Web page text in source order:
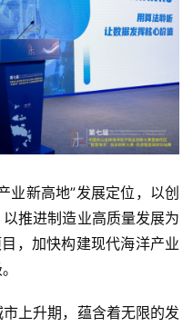
业新高地”发展定位，以创
推进制造业高质量发展为
，加快构建现代海洋产业
上升期，蕴含着无限的发